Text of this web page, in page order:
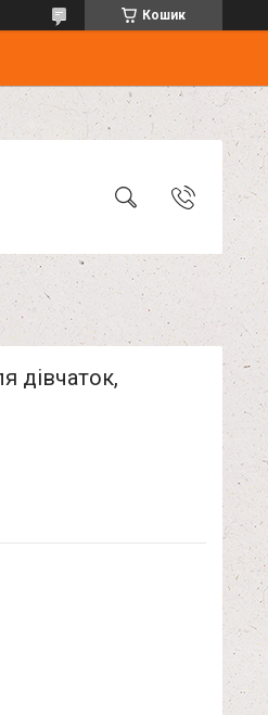
Кошик
дівчаток,